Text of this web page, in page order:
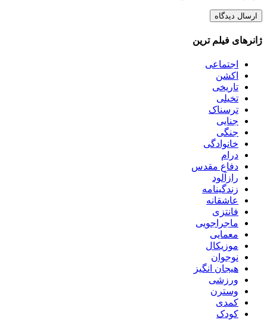
ژانرهای فیلم ترین
اجتماعی
اکشن
تاریخی
تخیلی
ترسناک
جنایی
جنگی
خانوادگی
درام
دفاع مقدس
رازآلود
زندگینامه
عاشقانه
فانتزی
ماجراجویی
معمایی
موزیکال
نوجوان
هیجان انگیز
ورزشی
وسترن
کمدی
کودک